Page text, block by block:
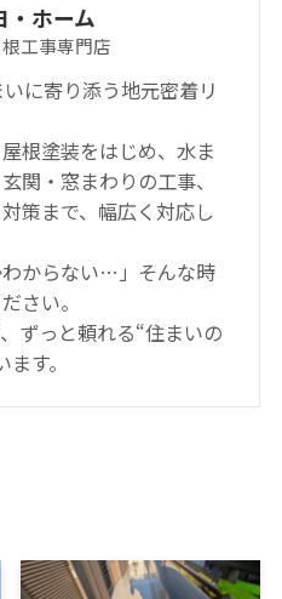
・ホーム
工事専門店
に寄り添う地元密着リ
根塗装をはじめ、水ま
関・窓まわりの工事、
策まで、幅広く対応し
わからない…」そんな時
さい。
ずっと頼れる“住まいの
す。